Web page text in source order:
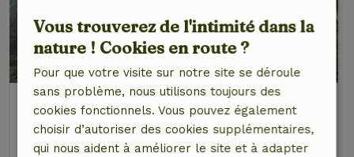
Maison nature à Oignies-En-Thiérache
(Viroinval)
Namur, Belgique
Vous trouverez de l'intimité dans la
nature ! Cookies en route ?
Pour que votre visite sur notre site se déroule
sans problème, nous utilisons toujours des
cookies fonctionnels. Vous pouvez également
choisir d’autoriser des cookies supplémentaires,
qui nous aident à améliorer le site et à adapter